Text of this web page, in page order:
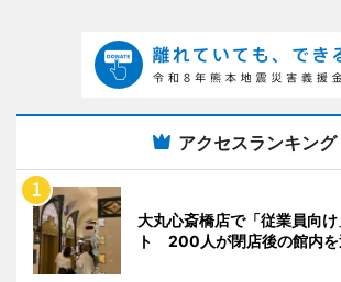
アクセスランキング
大丸心斎橋店で「従業員向
ト 200人が閉店後の館内を